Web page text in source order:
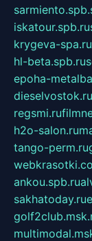
iskatour.spb.ru
krygeva-spa.ru
hl-beta.spb.ru
epoha-
dieselvostok.ru
regsmi.ru
h2o-salon.ru
tango-perm.ru
ankou.spb.ru
sakhatoday.ru